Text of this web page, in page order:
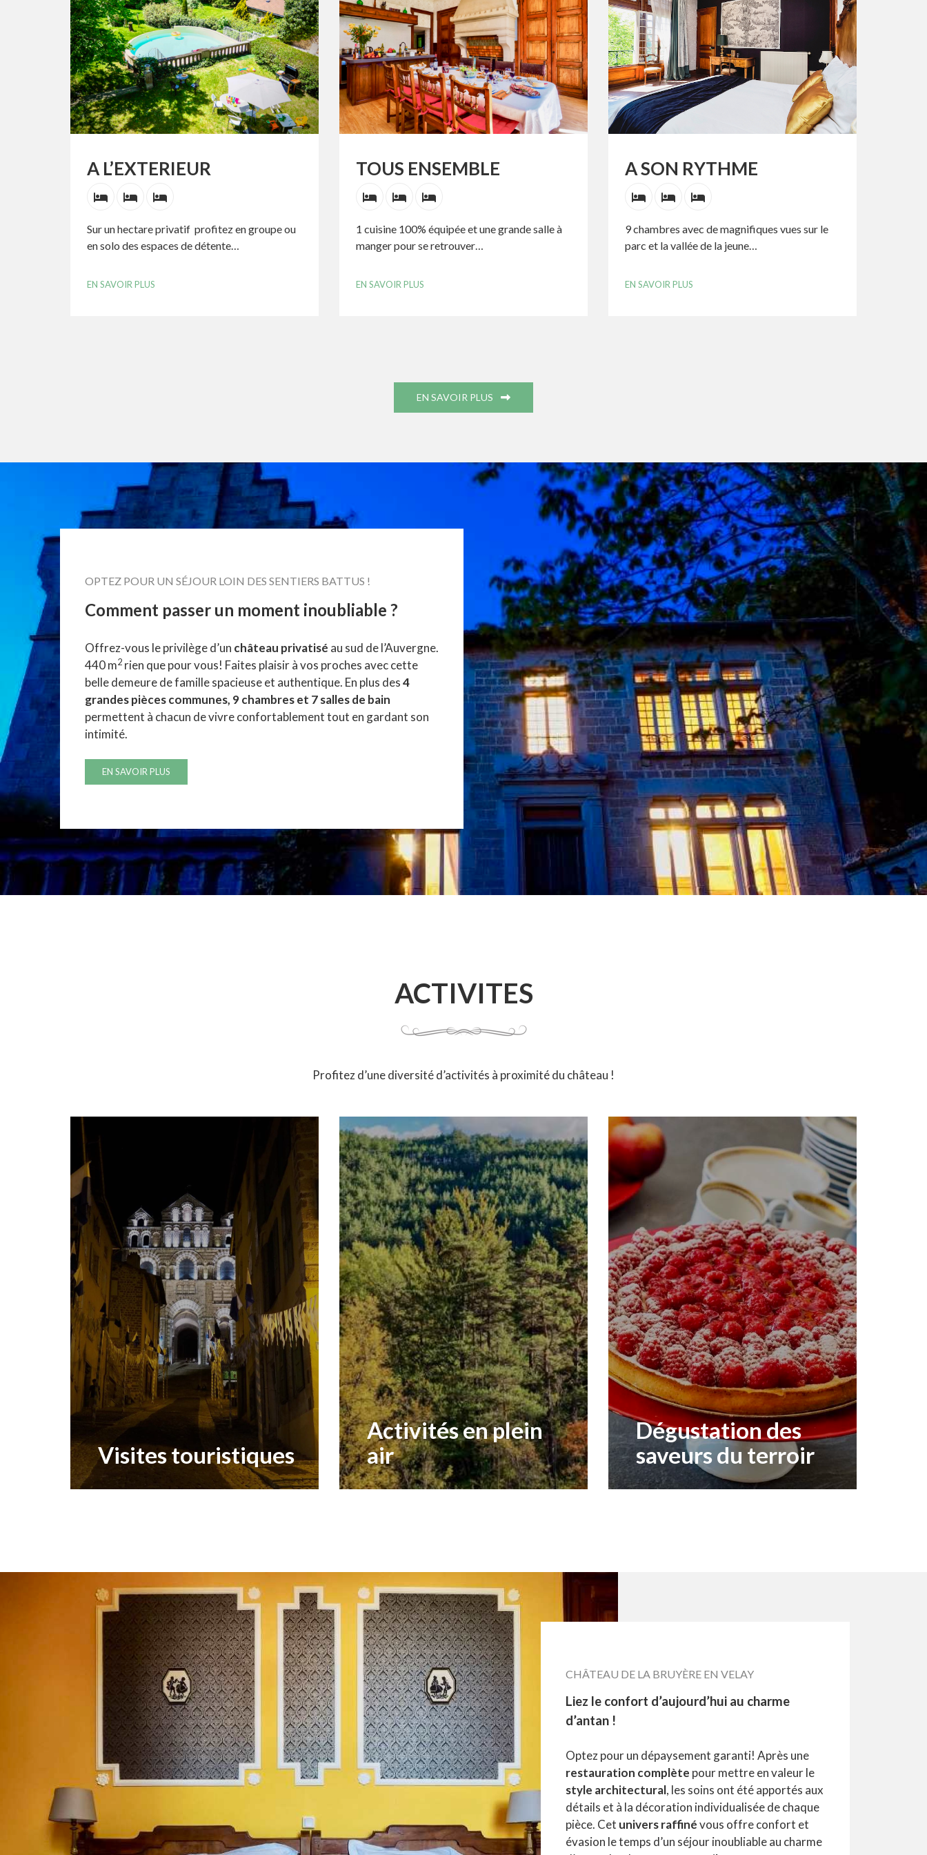
A L’EXTERIEUR
Sur un hectare privatif profitez en groupe ou
en solo des espaces de détente…
EN SAVOIR PLUS
TOUS ENSEMBLE
1 cuisine 100% équipée et une grande salle à
manger pour se retrouver…
EN SAVOIR PLUS
A SON RYTHME
9 chambres avec de magnifiques vues sur le
parc et la vallée de la jeune…
EN SAVOIR PLUS
EN SAVOIR PLUS
OPTEZ POUR UN SÉJOUR LOIN DES SENTIERS BATTUS !
Comment passer un moment inoubliable ?
Offrez-vous le privilège d’un château privatisé au sud de l’Auvergne.
440 m2 rien que pour vous! Faites plaisir à vos proches avec cette
belle demeure de famille spacieuse et authentique. En plus des4
grandes pièces communes, 9 chambres et 7 salles de bain
permettent à chacun de vivre confortablement tout en gardant son
intimité.
EN SAVOIR PLUS
ACTIVITES
Profitez d’une diversité d’activités à proximité du château !
Visites touristiques
Activités en plein
air
Dégustation des
saveurs du terroir
CHÂTEAU DE LA BRUYÈRE EN VELAY
Liez le confort d’aujourd’hui au charme
d’antan !
Optez pour un dépaysement garanti! Après une
restauration complète pour mettre en valeur le
style architectural, les soins ont été apportés aux
détails et à la décoration individualisée de chaque
pièce. Cet univers raffinévous offre confort et
évasion le temps d’un séjour inoubliable au charme